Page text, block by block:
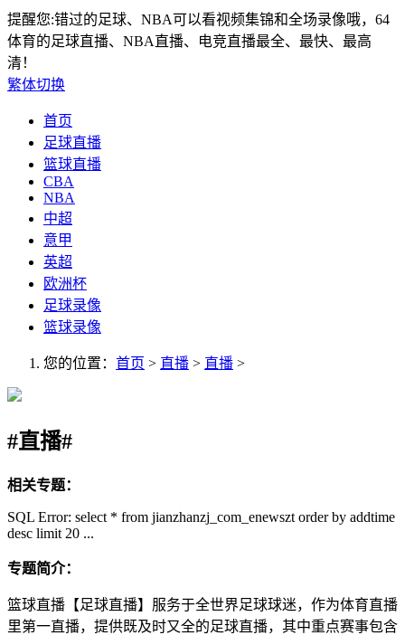
提醒您:错过的足球、NBA可以看视频集锦和全场录像哦，64
体育的足球直播、NBA直播、电竞直播最全、最快、最高
清！
繁体切换
首页
足球直播
篮球直播
CBA
NBA
中超
意甲
英超
欧洲杯
足球录像
篮球录像
您的位置： 首页 > 直播 > 直播 >
#直播#
相关专题：
SQL Error: select * from jianzhanzj_com_enewszt order by addtime
desc limit 20 ...
专题简介：
篮球直播【足球直播】服务于全世界足球球迷，作为体育直播
里第一直播，提供既及时又全的足球直播，其中重点赛事包含